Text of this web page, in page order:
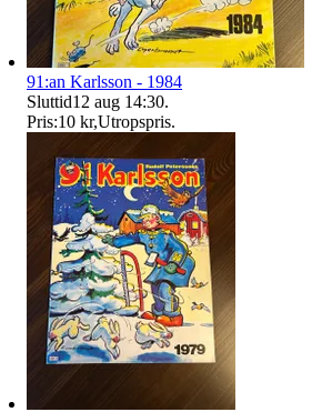
91:an Karlsson - 1984
Sluttid12 aug 14:30.
Pris:10 kr,Utropspris.